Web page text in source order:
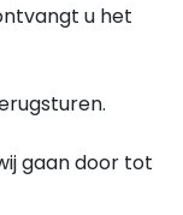
u het
gaan door tot